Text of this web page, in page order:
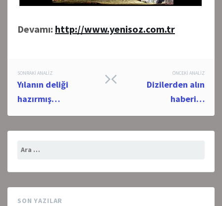
Devamı: http://www.yenisoz.com.tr
Post
navigation
ÖNCEKI ANALIZ
Dizilerden alın
haberi…
SONRAKI ANALIZ
Yılanın deliği
hazırmış…
Arama:
SON YAZILAR